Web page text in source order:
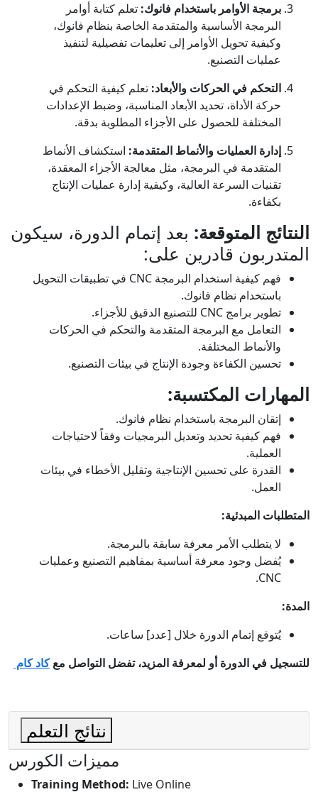
برمجة الأوامر باستخدام فانوك: تعلم كتابة أوامر
البرمجة الأساسية والمتقدمة الخاصة بنظام فانوك،
وكيفية تحويل الأوامر إلى تعليمات تفصيلية لتنفيذ
عمليات التصنيع.
التحكم في الحركات والأبعاد: تعلم كيفية التحكم في
حركة الأداة، تحديد الأبعاد المناسبة، وضبط الإعدادات
المختلفة للحصول على الأجزاء المطلوبة بدقة.
إدارة العمليات والأنماط المتقدمة: استكشاف الأنماط
المتقدمة في البرمجة، مثل معالجة الأجزاء المعقدة،
تقنيات السرعة العالية، وكيفية إدارة عمليات الإنتاج
بكفاءة.
النتائج المتوقعة: بعد إتمام الدورة، سيكون
المتدربون قادرين على:
فهم كيفية استخدام البرمجة CNC في تطبيقات التحويل
باستخدام نظام فانوك.
تطوير برامج CNC للتصنيع الدقيق للأجزاء.
التعامل مع البرمجة المتقدمة والتحكم في الحركات
والأنماط المختلفة.
تحسين الكفاءة وجودة الإنتاج في بيئات التصنيع.
المهارات المكتسبة:
إتقان البرمجة باستخدام نظام فانوك.
فهم كيفية تحديد وتعديل البرمجيات وفقاً لاحتياجات
العملية.
القدرة على تحسين الإنتاجية وتقليل الأخطاء في بيئات
العمل.
المتطلبات المبدئية:
لا يتطلب الأمر معرفة سابقة بالبرمجة.
يُفضل وجود معرفة أساسية بمفاهيم التصنيع وعمليات
CNC.
المدة:
يُتوقع إتمام الدورة خلال [عدد] ساعات.
للتسجيل في الدورة أو لمعرفة المزيد، تفضل التواصل معكاد كام
نتائج التعلم
مميزات الكورس
Training Method: Live Online